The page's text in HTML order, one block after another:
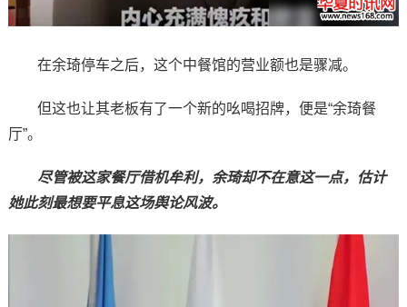
在余琦停车之后，这个中餐馆的营业额也是骤减。
但这也让其老板有了一个新的吆喝招牌，便是“余琦餐
厅”。
尽管被这家餐厅借机牟利，余琦却不在意这一点，估计
她此刻最想要平息这场舆论风波。